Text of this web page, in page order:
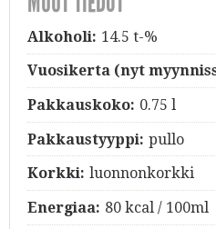
Alkoholi: 14.5 t-%
Vuosikerta (nyt
Pakkauskoko: 0.75 l
Pakkaustyyppi: pullo
Korkki: luonnonkorkki
Energiaa: 80 kcal / 100ml